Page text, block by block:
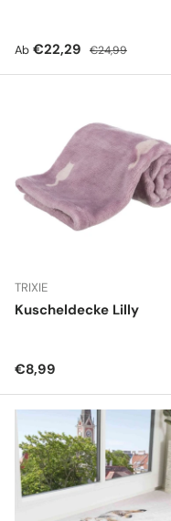
Verkaufspreis
Ab €22,29 Normaler Preis
€24,99
TRIXIE
Kuscheldecke Lilly
Normaler Preis
€8,99